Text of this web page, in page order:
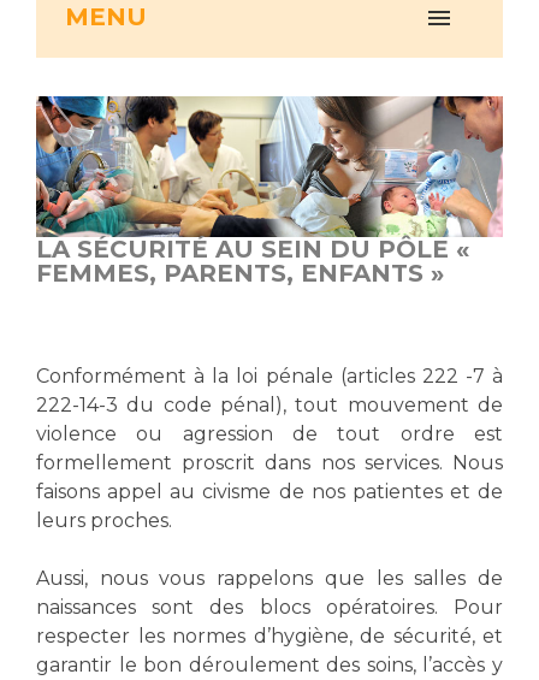
Vous accompagnez, vous rendez visite à un patient
Vous allez être hospitalisé(e)
Vous avez un examen d'imagerie ou de radiologie
à réaliser
Vous avez une analyse à réaliser
Vous venez en consultation
myaphm, votre espace santé en ligne
Infos COVID-19
Culture à l'hôpital
Laïcité et cultes
Les associations
Livret d'accueil
Transports sanitaires
Vos droits, vos devoirs
Emplois médicaux
Espace Formation
Étudiants hospitaliers
Emplois techniques et médico-techniques
Emplois divers
Emplois socio-éducatifs
Chercheurs
La recherche clinique à l'AP-HM
Écoles et Instituts de Formation
MENU
LA SÉCURITÉ AU SEIN DU PÔLE «
FEMMES, PARENTS, ENFANTS »
Conformément à la loi pénale (articles 222 -7 à
222-14-3 du code pénal), tout mouvement de
violence ou agression de tout ordre est
formellement proscrit dans nos services. Nous
faisons appel au civisme de nos patientes et de
leurs proches.
Aussi, nous vous rappelons que les salles de
naissances sont des blocs opératoires. Pour
respecter les normes d’hygiène, de sécurité, et
garantir le bon déroulement des soins, l’accès y